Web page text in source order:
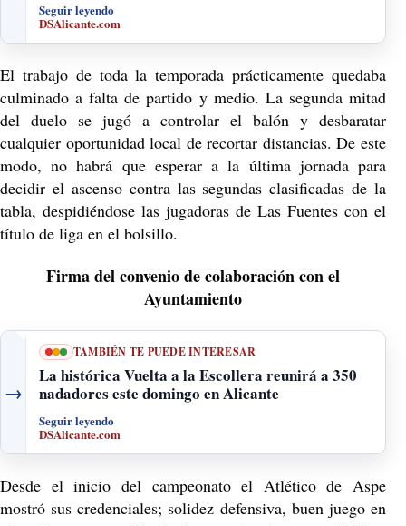
Seguir leyendo
DSAlicante.com
El trabajo de toda la temporada prácticamente quedaba
culminado a falta de partido y medio. La segunda mitad
del duelo se jugó a controlar el balón y desbaratar
cualquier oportunidad local de recortar distancias. De este
modo, no habrá que esperar a la última jornada para
decidir el ascenso contra las segundas clasificadas de la
tabla, despidiéndose las jugadoras de Las Fuentes con el
título de liga en el bolsillo.
Firma del convenio de colaboración con el
Ayuntamiento
→
TAMBIÉN TE PUEDE INTERESAR
La histórica Vuelta a la Escollera reunirá a 350
nadadores este domingo en Alicante
Seguir leyendo
DSAlicante.com
Desde el inicio del campeonato el Atlético de Aspe
mostró sus credenciales; solidez defensiva, buen juego en